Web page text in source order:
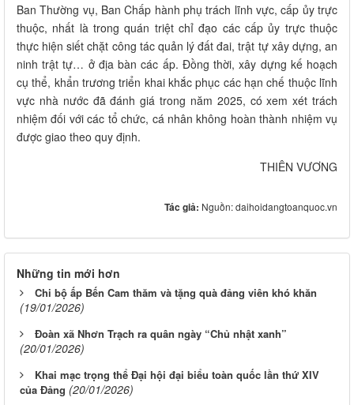
Ban Thường vụ, Ban Chấp hành phụ trách lĩnh vực, cấp ủy trực
thuộc, nhất là trong quán triệt chỉ đạo các cấp ủy trực thuộc
thực hiện siết chặt công tác quản lý đất đai, trật tự xây dựng, an
ninh trật tự… ở địa bàn các ấp. Đồng thời, xây dựng kế hoạch
cụ thể, khẩn trương triển khai khắc phục các hạn chế thuộc lĩnh
vực nhà nước đã đánh giá trong năm 2025, có xem xét trách
nhiệm đối với các tổ chức, cá nhân không hoàn thành nhiệm vụ
được giao theo quy định.
THIÊN VƯƠNG
Tác giả: Nguồn: daihoidangtoanquoc.vn
Những tin mới hơn
Chi bộ ấp Bến Cam thăm và tặng quà đảng viên khó khăn
(19/01/2026)
Đoàn xã Nhơn Trạch ra quân ngày “Chủ nhật xanh”
(20/01/2026)
Khai mạc trọng thể Đại hội đại biểu toàn quốc lần thứ XIV
của Đảng (20/01/2026)